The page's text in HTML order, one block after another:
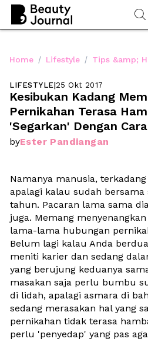
Home / Lifestyle / Tips &amp;
LIFESTYLE|25 Okt 2017
Kesibukan Kadang
Pernikahan Terasa
'Segarkan' Dengan
byEster Pandiangan
Namanya manusia,
apalagi kalau sudah
tahun. Pacaran lama sama
juga. Memang
lama-lama hubungan
Belum lagi kalau Anda
meniti karier dan sedang
yang berujung keduanya
masakan saja perlu bumbu
di lidah, apalagi asmara di
sedang merasakan hal yang
pernikahan tidak terasa
perlu 'penyedap' yang pas